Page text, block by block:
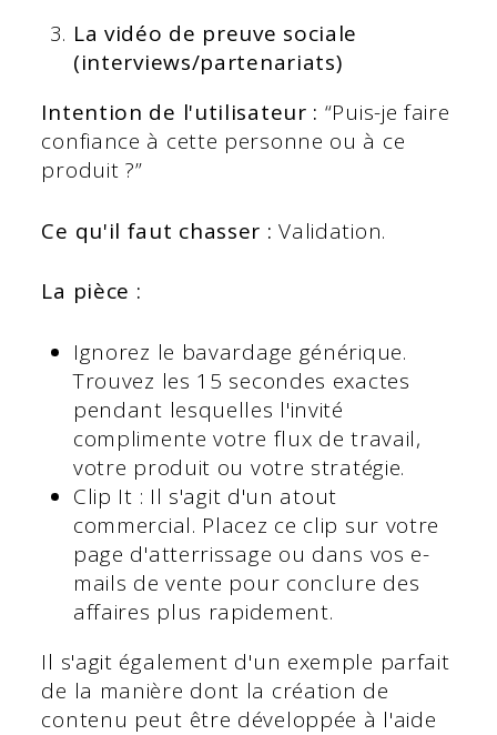
La vidéo de preuve sociale
(interviews/partenariats)
Intention de l'utilisateur : “Puis-je faire
confiance à cette personne ou à ce
produit ?”
Ce qu'il faut chasser :Validation.
La pièce :
Ignorez le bavardage générique.
Trouvez les 15 secondes exactes
pendant lesquelles l'invité
complimente votre flux de travail,
votre produit ou votre stratégie.
Clip It : Il s'agit d'un atout
commercial. Placez ce clip sur votre
page d'atterrissage ou dans vos e-
mails de vente pour conclure des
affaires plus rapidement.
Il s'agit également d'un exemple parfait
de la manière dont la création de
contenu peut être développée à l'aide